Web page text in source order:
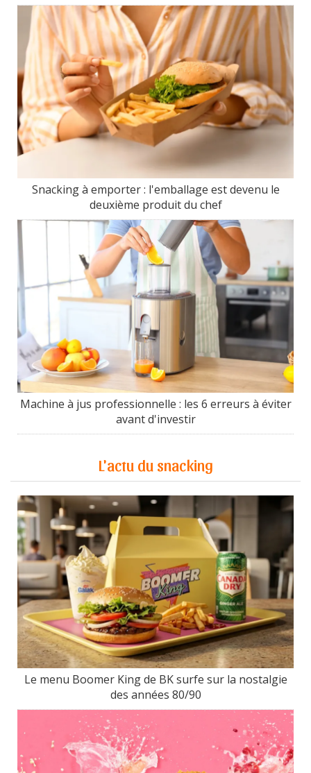
Snacking à emporter : l'emballage est devenu le
deuxième produit du chef
Machine à jus professionnelle : les 6 erreurs à éviter
avant d'investir
L'actu du snacking
Le menu Boomer King de BK surfe sur la nostalgie
des années 80/90